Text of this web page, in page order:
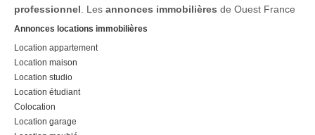
professionnel . Les annonces immobilières de Ouest France
Annonces locations immobilières
Location appartement
Location maison
Location studio
Location étudiant
Colocation
Location garage